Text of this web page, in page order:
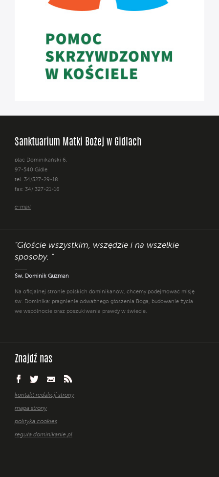
Sanktuarium Matki Bożej w Gidlach
plac Dominikański 6,
97-540 Gidle
tel. 34/327-29-18
fax: 34/ 327-21-16
e-mail
"Głoście wszystkim, wszędzie i na wszelkie
sposoby. "
Św. Dominik Guzman
Na oficjalnej stronie polskich dominikanów, chcemy podejmować misję
św. Dominika: pragnienie odważnego głoszenia Boga, budowanie życia
we wspólnocie oraz poszukiwania prawdy w świecie.
Znajdź nas
kontakt redakcji strony
mapa strony
polityka cookies
reguła dominikanie.pl